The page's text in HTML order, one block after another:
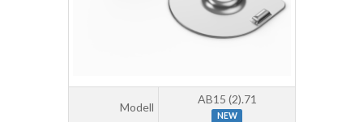
Modell
AB15 (2).71
NEW